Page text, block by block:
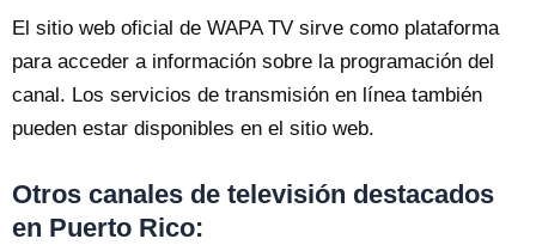
El sitio web oficial de WAPA TV sirve como plataforma
para acceder a información sobre la programación del
canal. Los servicios de transmisión en línea también
pueden estar disponibles en el sitio web.
Otros canales de televisión destacados
en Puerto Rico: